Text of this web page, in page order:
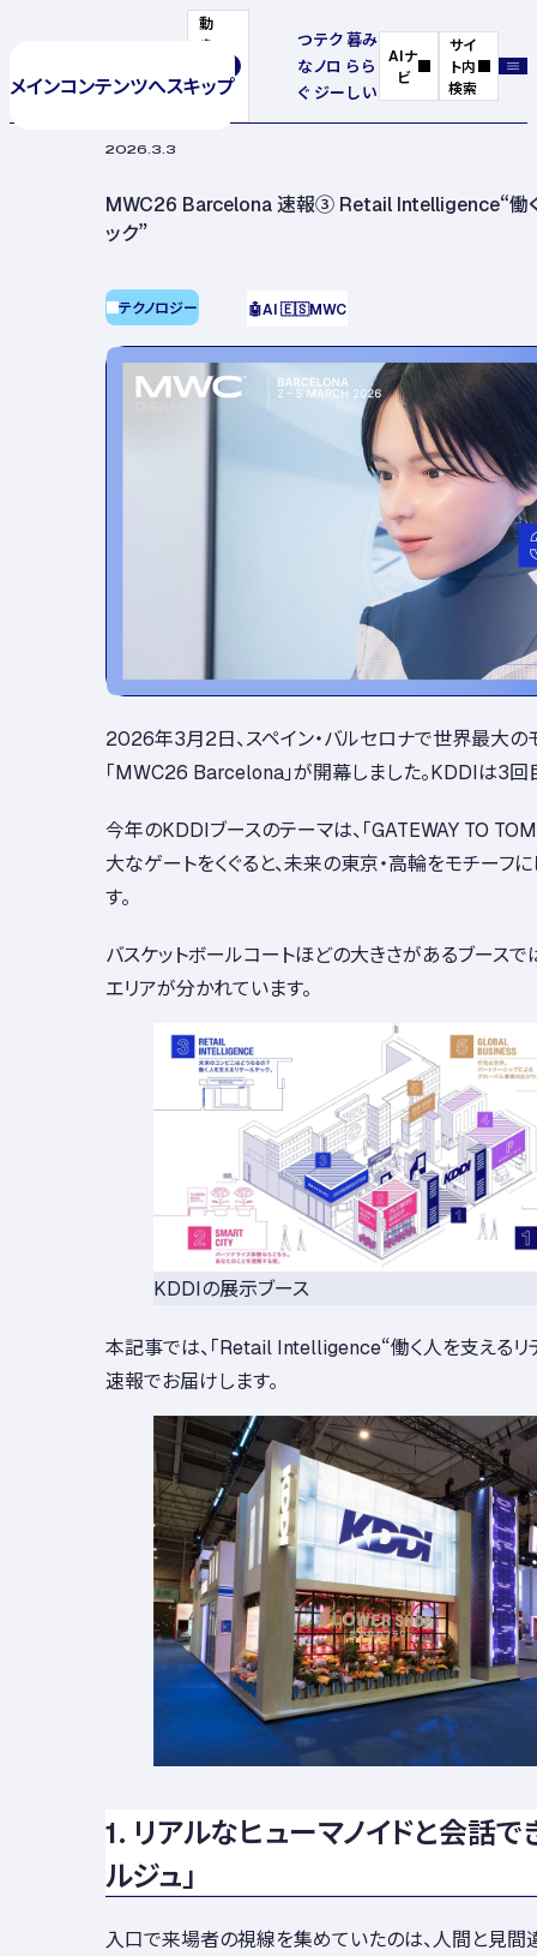
メインコンテンツへスキップ
動
き
停
つ
な
ぐ
テク
ノロ
ジー
暮
ら
し
み
ら
い
AIナ
ビ
サイ
ト内
検索
2026.3.3
MWC26 Barcelona 速報③ Retail Intelligence“働
ック”
テクノロジー 🤖AI🇪🇸MWC
2026年3月2日、スペイン・バルセロナで世界最大
「MWC26 Barcelona」が開幕しました。KDDIは3回
今年のKDDIブースのテーマは、「GATEWAY TO
大なゲートをくぐると、未来の東京・高輪をモチーフ
す。
バスケットボールコートほどの大きさがあるブースで
エリアが分かれています。
KDDIの展示ブース
本記事では、「Retail Intelligence“働く人を支えるリ
速報でお届けします。
1. リアルなヒューマノイドと会話で
ルジュ」
入口で来場者の視線を集めていたのは、人間と見